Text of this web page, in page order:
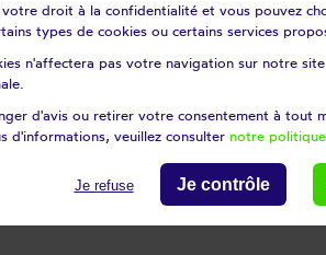
DU VENT
de la terrasse,le vent peut
alors, aux dégâts :
vents de moins de 50 km/
La meilleure solution pour
Dès que le vent
votre droit à la confidentialité et vous pouvez
types de cookies ou certains services
n'affectera pas votre navigation sur notre
d'avis ou retirer votre consentement à tout
d'informations, veuillez consulter notre
Je refuse Je contrôle